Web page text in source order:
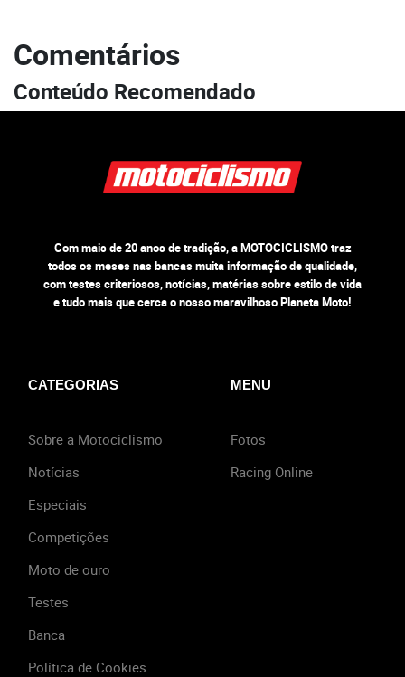
Comentários
Conteúdo Recomendado
Com mais de 20 anos de tradição, a MOTOCICLISMO traz
todos os meses nas bancas muita informação de qualidade,
com testes criteriosos, notícias, matérias sobre estilo de vida
e tudo mais que cerca o nosso maravilhoso Planeta Moto!
CATEGORIAS
Sobre a Motociclismo
Notícias
Especiais
Competições
Moto de ouro
Testes
Banca
Política de Cookies
MENU
Fotos
Racing Online